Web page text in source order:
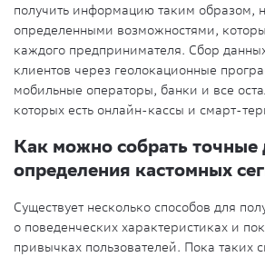
получить информацию таким образом,
определенными возможностями,
каждого предпринимателя. Сбор
клиентов через геолокационные
мобильные операторы, банки и все
которых есть онлайн-кассы и смарт-
Как можно собрать точные
определения кастомных
Существует несколько способов для
о поведенческих характеристиках и
привычках пользователей. Пока таких